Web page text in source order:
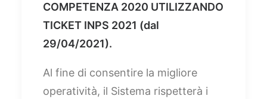
COMPETENZA 2020 UTILIZZANDO
TICKET INPS 2021 (dal
29/04/2021).
Al fine di consentire la migliore
operatività, il Sistema rispetterà i